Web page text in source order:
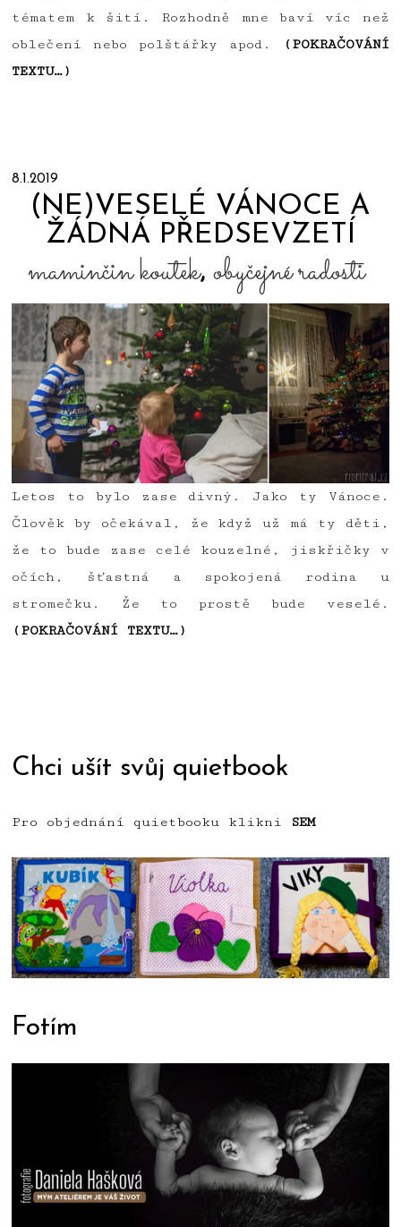
tématem k šití. Rozhodně mne baví víc než
oblečení nebo polštářky apod.
(POKRAČOVÁNÍ
TEXTU…)
8.1.2019
(NE)VESELÉ VÁNOCE A
ŽÁDNÁ PŘEDSEVZETÍ
maminčin koutek,obyčejné radosti
Letos to bylo zase divný. Jako ty Vánoce.
Člověk by očekával, že když už má ty děti,
že to bude zase celé kouzelné, jiskřičky v
očích, šťastná a spokojená rodina u
stromečku. Že to prostě bude veselé.
(POKRAČOVÁNÍ TEXTU…)
Chci ušít svůj quietbook
Pro objednání quietbooku klikni SEM
Fotím